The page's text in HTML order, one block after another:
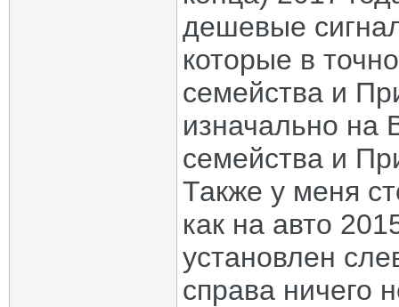
дешевые
которые в
семейства и
изначально на
семейства и
Также у меня
как на авто
установлен
справа ничего